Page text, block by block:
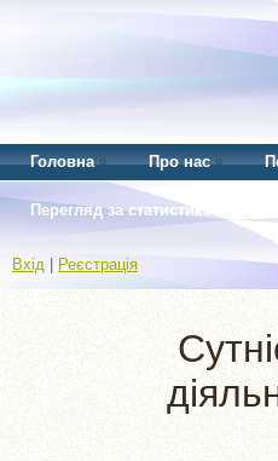
Головна Про нас
Перегляд за статистикою
Вхід Реєстрація